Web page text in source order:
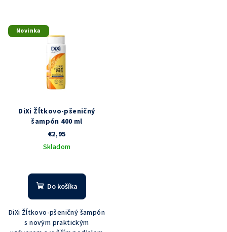
Novinka
DiXi Žĺtkovo-pšeničný
šampón 400 ml
€2,95
Skladom
Do košíka
DiXi Žĺtkovo-pšeničný šampón
s novým praktickým